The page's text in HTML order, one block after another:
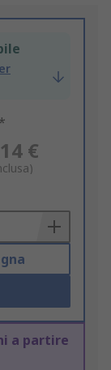
€
a partire